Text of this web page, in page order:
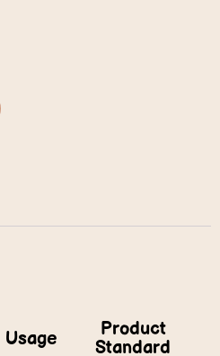
Usage
Product
Standard